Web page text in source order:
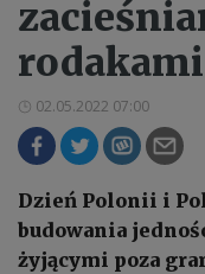
02.05.2022 07:00
Dzień Polonii i
budowania
żyjącymi poza